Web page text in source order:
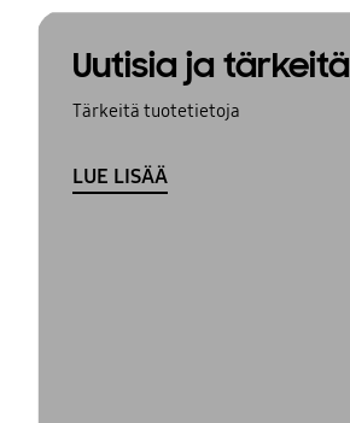
Uutisia ja
Tärkeitä tuotetietoja
LUE LISÄÄ